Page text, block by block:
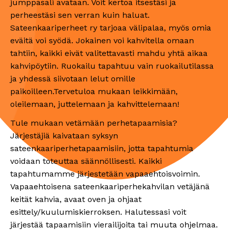
jumppasali avataan. Voit kertoa itsestäsi ja
perheestäsi sen verran kuin haluat.
Sateenkaariperheet ry tarjoaa välipalaa, myös omia
eväitä voi syödä. Jokainen voi kahvitella omaan
tahtiin, kaikki eivät valitettavasti mahdu yhtä aikaa
kahvipöytiin. Ruokailu tapahtuu vain ruokailutilassa
ja yhdessä siivotaan lelut omille
paikoilleen.Tervetuloa mukaan leikkimään,
oleilemaan, juttelemaan ja kahvittelemaan!
Tule mukaan vetämään perhetapaamisia?
Järjestäjiä kaivataan syksyn
sateenkaariperhetapaamisiin, jotta tapahtumia
voidaan toteuttaa säännöllisesti. Kaikki
tapahtumamme järjestetään vapaaehtoisvoimin.
Vapaaehtoisena sateenkaariperhekahvilan vetäjänä
keität kahvia, avaat oven ja ohjaat
esittely/kuulumiskierroksen. Halutessasi voit
järjestää tapaamisiin vierailijoita tai muuta ohjelmaa.